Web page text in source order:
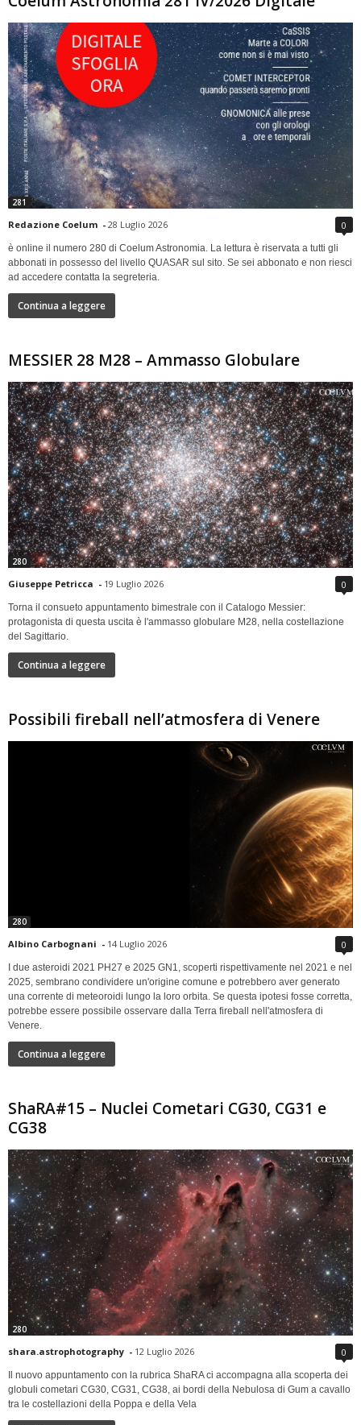
281
Redazione Coelum - 28 Luglio 2026 0
è online il numero 280 di Coelum Astronomia. La lettura è riservata a tutti gli
abbonati in possesso del livello QUASAR sul sito. Se sei abbonato e non riesci
ad accedere contatta la segreteria.
Continua a leggere
MESSIER 28 M28 – Ammasso Globulare
280
Giuseppe Petricca - 19 Luglio 2026 0
Torna il consueto appuntamento bimestrale con il Catalogo Messier:
protagonista di questa uscita è l'ammasso globulare M28, nella costellazione
del Sagittario.
Continua a leggere
Possibili fireball nell’atmosfera di Venere
280
Albino Carbognani - 14 Luglio 2026 0
I due asteroidi 2021 PH27 e 2025 GN1, scoperti rispettivamente nel 2021 e nel
2025, sembrano condividere un'origine comune e potrebbero aver generato
una corrente di meteoroidi lungo la loro orbita. Se questa ipotesi fosse corretta,
potrebbe essere possibile osservare dalla Terra fireball nell'atmosfera di
Venere.
Continua a leggere
ShaRA#15 – Nuclei Cometari CG30, CG31 e
CG38
280
shara.astrophotography - 12 Luglio 2026 0
Il nuovo appuntamento con la rubrica ShaRA ci accompagna alla scoperta dei
globuli cometari CG30, CG31, CG38, ai bordi della Nebulosa di Gum a cavallo
tra le costellazioni della Poppa e della Vela